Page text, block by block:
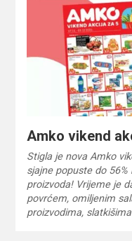
Amko vikend
Stigla je nova Amko
sjajne popuste do
proizvoda! Vrijeme je
povrćem, omiljenim
proizvodima,